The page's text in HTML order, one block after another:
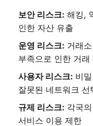
보안 리스크: 해킹,
인한 자산 유출
운영 리스크: 거래
부족으로 인한 거래
사용자 리스크: 비
잘못된 네트워크 선
규제 리스크: 각국
서비스 이용 제한